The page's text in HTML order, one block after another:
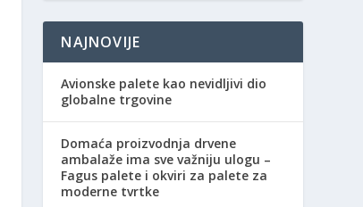
NAJNOVIJE
Avionske palete kao nevidljivi dio
globalne trgovine
Domaća proizvodnja drvene
ambalaže ima sve važniju ulogu –
Fagus palete i okviri za palete za
moderne tvrtke